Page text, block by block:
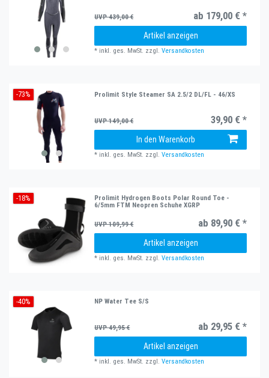
UVP 439,00 € ab 179,00 € *
Artikel anzeigen
* inkl. ges. MwSt. zzgl.Versandkosten
-73% Prolimit Style Steamer SA 2.5/2 DL/FL - 46/XS
UVP 149,00 € 39,90 € *
In den Warenkorb
* inkl. ges. MwSt. zzgl.Versandkosten
-18%
Prolimit Hydrogen Boots Polar Round Toe -
6/5mm FTM Neopren Schuhe XGRP
UVP 109,99 € ab 89,90 € *
Artikel anzeigen
* inkl. ges. MwSt. zzgl.Versandkosten
-40% NP Water Tee S/S
UVP 49,95 € ab 29,95 € *
Artikel anzeigen
* inkl. ges. MwSt. zzgl.Versandkosten